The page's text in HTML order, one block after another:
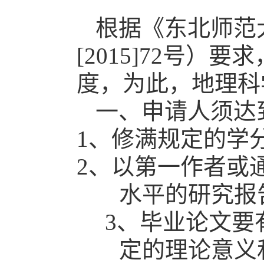
根据《东北师
[2015]72号）要求
度，为此，地理
一、申请人须
1、修满规定的学
2、以第一作者或
水平的研究
3、毕业论文要
定的理论意